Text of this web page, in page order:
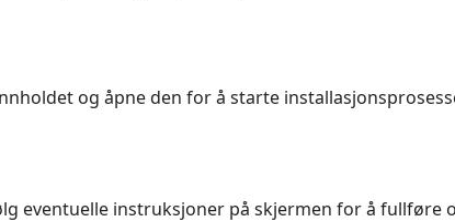
og åpne den for å starte
eventuelle instruksjoner på skjermen for å fullføre